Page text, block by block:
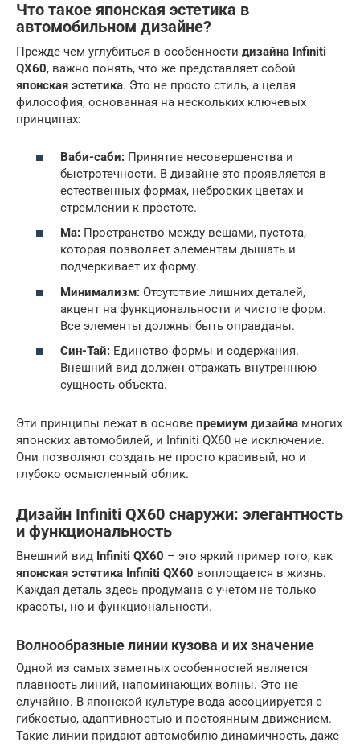
Что такое японская эстетика в
автомобильном дизайне?
Прежде чем углубиться в особенности дизайна Infiniti
QX60, важно понять, что же представляет собой
японская эстетика. Это не просто стиль, а целая
философия, основанная на нескольких ключевых
принципах:
Ваби-саби: Принятие несовершенства и
быстротечности. В дизайне это проявляется в
естественных формах, неброских цветах и
стремлении к простоте.
Ма: Пространство между вещами, пустота,
которая позволяет элементам дышать и
подчеркивает их форму.
Минимализм: Отсутствие лишних деталей,
акцент на функциональности и чистоте форм.
Все элементы должны быть оправданы.
Син-Тай: Единство формы и содержания.
Внешний вид должен отражать внутреннюю
сущность объекта.
Эти принципы лежат в основе премиум дизайна многих
японских автомобилей, и Infiniti QX60 не исключение.
Они позволяют создать не просто красивый, но и
глубоко осмысленный облик.
Дизайн Infiniti QX60 снаружи: элегантность
и функциональность
Внешний вид Infiniti QX60 – это яркий пример того, как
японская эстетика Infiniti QX60 воплощается в жизнь.
Каждая деталь здесь продумана с учетом не только
красоты, но и функциональности.
Волнообразные линии кузова и их значение
Одной из самых заметных особенностей является
плавность линий, напоминающих волны. Это не
случайно. В японской культуре вода ассоциируется с
гибкостью, адаптивностью и постоянным движением.
Такие линии придают автомобилю динамичность, даже